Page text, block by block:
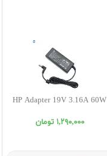
HP Adapter 19V 3.16A 60W
١,٢٩٠,٠٠٠ تومان